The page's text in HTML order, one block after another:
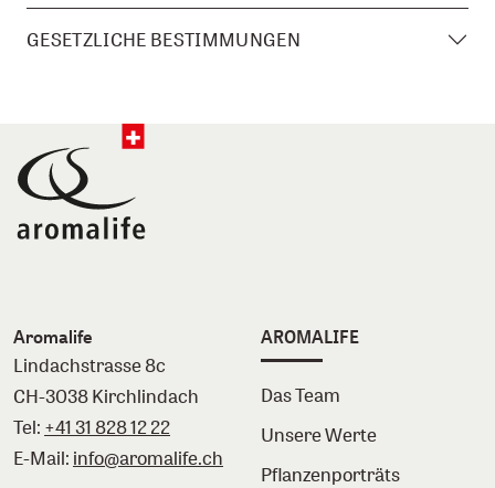
GESETZLICHE BESTIMMUNGEN
Aromalife
Lindachstrasse 8c
CH-3038 Kirchlindach
Tel: +41 31 828 12 22
E-Mail: info@aromalife.ch
AROMALIFE
Das Team
Unsere Werte
Pflanzenporträts